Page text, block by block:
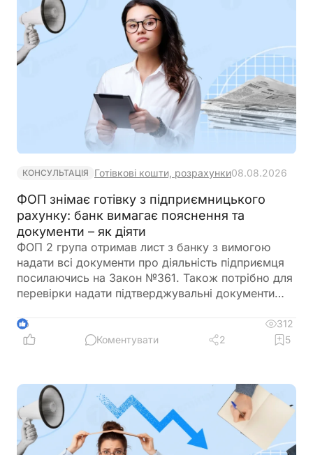
КОНСУЛЬТАЦІЯ Готівкові кошти, розрахунки08.08.2026
ФОП знімає готівку з підприємницького
рахунку: банк вимагає пояснення та
документи – як діяти
ФОП 2 група отримав лист з банку з вимогою
надати всі документи про діяльність підприємця
посилаючись на Закон №361. Також потрібно для
перевірки надати підтверджувальні документи
готівкових коштів (в дозволеному об’ємі
періодично знімаються з поточного рахунку).
банку?
6
312
Коментувати
2 5